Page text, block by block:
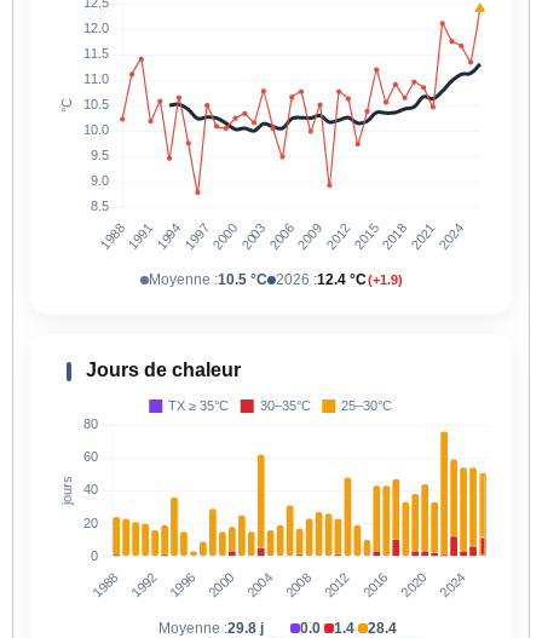
Moyenne :10.5 °C 2026 :12.4 °C(+1.9)
Jours de chaleur
Moyenne :29.8 j 0.0 1.4
28.4